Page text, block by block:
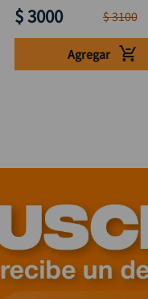
$3000 $3100
Agregar